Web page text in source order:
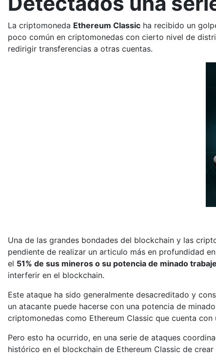
La criptomoneda Ethereum Classic ha recibido un
poco común en criptomonedas con cierto nivel de
redirigir transferencias a otras cuentas.
Una de las grandes bondades del blockchain y las
pendiente de realizar un articulo más en profundidad
el 51% de sus mineros o su potencia de minado
interferir en el blockchain.
Este ataque ha sido generalmente desacreditado y
un atacante puede hacerse con una potencia de
criptomonedas como Ethereum Classic que cuenta con
Pero esto ha ocurrido, en una serie de ataques
histórico en el blockchain de Ethereum Classic de